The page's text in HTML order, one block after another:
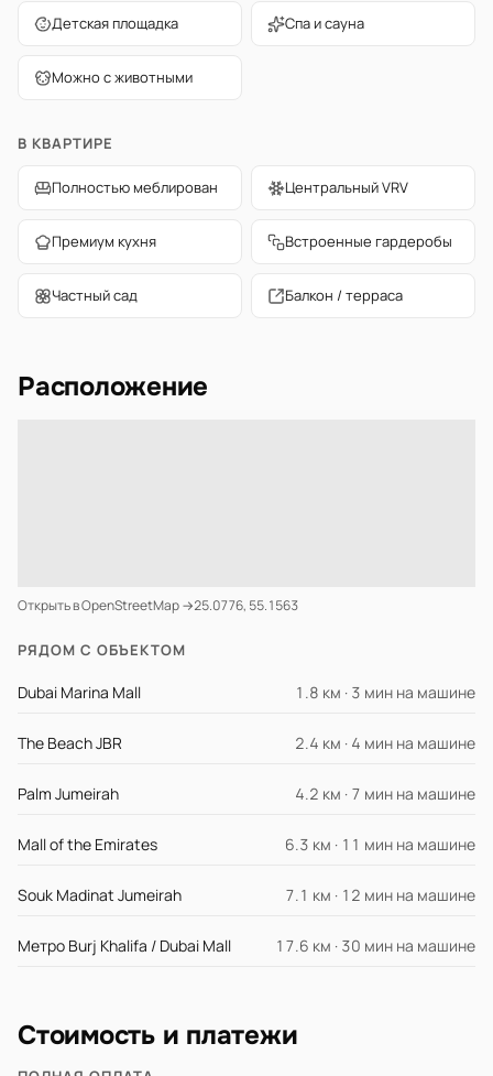
Детская площадка Спа и сауна
Можно с животными
В КВАРТИРЕ
Полностью меблирован Центральный VRV
Премиум кухня Встроенные гардеробы
Частный сад Балкон / терраса
Расположение
Открыть в OpenStreetMap →25.0776, 55.1563
РЯДОМ С ОБЪЕКТОМ
Dubai Marina Mall 1.8 км · 3 мин на машине
The Beach JBR 2.4 км · 4 мин на машине
Palm Jumeirah 4.2 км · 7 мин на машине
Mall of the Emirates 6.3 км · 11 мин на машине
Souk Madinat Jumeirah 7.1 км · 12 мин на машине
Метро Burj Khalifa / Dubai Mall 17.6 км · 30 мин на машине
Стоимость и платежи